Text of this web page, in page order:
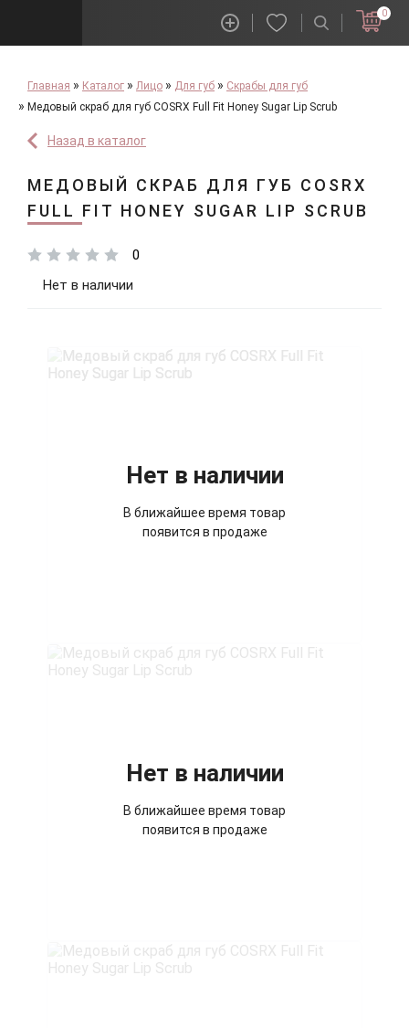
0
Главная Каталог Лицо Для губ
Скрабы для губ
Медовый скраб для губ COSRX Full Fit Honey Sugar Lip Scrub
Назад в каталог
МЕДОВЫЙ СКРАБ ДЛЯ ГУБ COSRX
FULL FIT HONEY SUGAR LIP SCRUB
0
Нет в наличии
Нет в наличии
В ближайшее время товар
появится в продаже
Нет в наличии
В ближайшее время товар
появится в продаже